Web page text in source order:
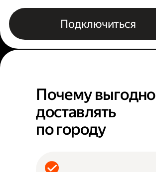
Подключиться
Почему выгодно
доставлять
по городу